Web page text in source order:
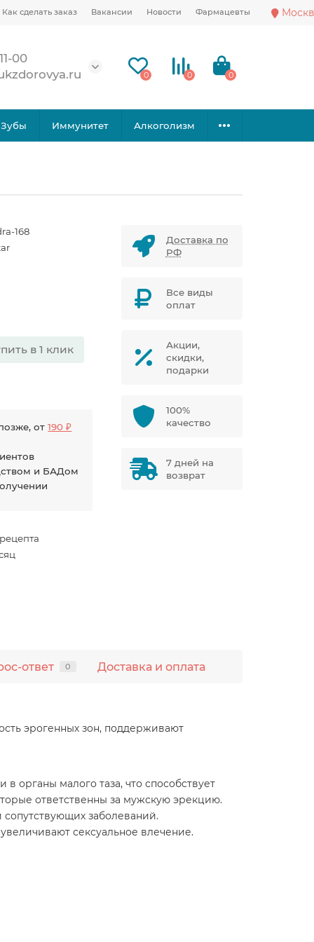
Как сделать заказ Вакансии Новости Фармацевты
00
0 0 0
Зубы Иммунитет Алкоголизм
168
в 1 клик
от190 ₽
и БАДом
Доставка по
РФ
Все виды
оплат
Акции,
скидки,
подарки
100%
качество
7 дней на
возврат
ответ 0 Доставка и оплата
эрогенных зон, поддерживают
малого таза, что способствует
ответственны за мужскую эрекцию.
заболеваний.
сексуальное влечение.